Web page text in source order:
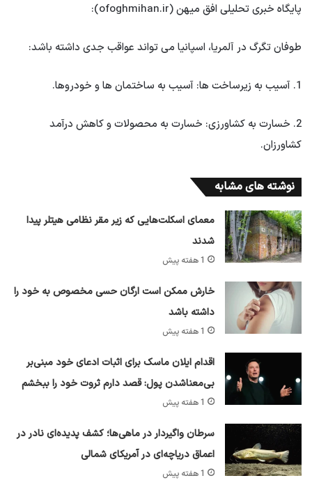
پایگاه خبری تحلیلی افق میهن (ofoghmihan.ir):
طوفان تگرگ در آلمریا، اسپانیا می تواند عواقب جدی داشته باشد:
1. آسیب به زیرساخت ها: آسیب به ساختمان ها و خودروها.
2. خسارت به کشاورزی: ​​خسارت به محصولات و کاهش درآمد
کشاورزان.
نوشته های مشابه
معمای اسکلت‌هایی که زیر مقر نظامی هیتلر پیدا
شدند
1 هفته پیش
خارش ممکن است ارگان حسی مخصوص به خود را
داشته باشد
1 هفته پیش
اقدام ایلان ماسک برای اثبات ادعای خود مبنی‌بر
بی‌معناشدن پول: قصد دارم ثروت خود را ببخشم
1 هفته پیش
سرطان واگیردار در ماهی‌ها؛ کشف پدیده‌ای نادر در
اعماق دریاچه‌ای در آمریکای شمالی
1 هفته پیش